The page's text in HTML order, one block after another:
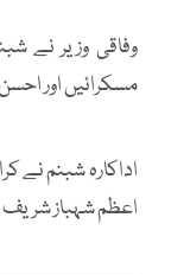
وفاقی وزیر نے
مسکرائیں اور
اداکارہ شبنم نے
اعظم شہباز شریف